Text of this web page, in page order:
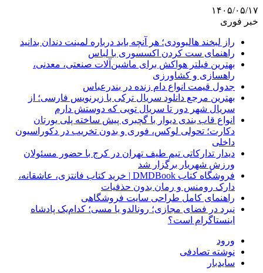
۱۴۰۵/۰۵/۱۷
خبر فوری
راز لبخند هالیوودی؛ هر آنچه باید درباره لمینت دندان بدانید
راهنمای ست کردن اکسسوری با لباس
بهترین فیلتر هواکش برای ماشین‌آلات صنعتی، معدنی،
راهسازی و کشاورزی
جدول قیمت انواع دام زنده در بندرعباس
بهترین مرجع دانلود سریال ترکی با زیرنویس فارسی؛ از
سریال شهر دور تا سریال تویی که دوستش دارم
انواع قاب بندی دیوار با گچبری پیش ساخته پلی یورتان
دکارت؛ تحولی لوکس، فوری و بدون تخریب در دکوراسیون
داخلی
دیدار تدارکاتی تیم طیف تهران در کرج با حضور مسئولان
ورزش شهریار برگزار شد
فروشگاه کتاب DMDBook | خرید کتاب فانتزی، عاشقانه،
دارک رومنس و رمان بدون حذفیات
راهنمای کامل طراحی سایت فروشگاهی
نبرد در فضای مجازی؛ رونالدو یا مسی؛ کدام‌یک پادشاه
اینستاگرام است؟
ورود
نوشته تصادفی
سایدبار